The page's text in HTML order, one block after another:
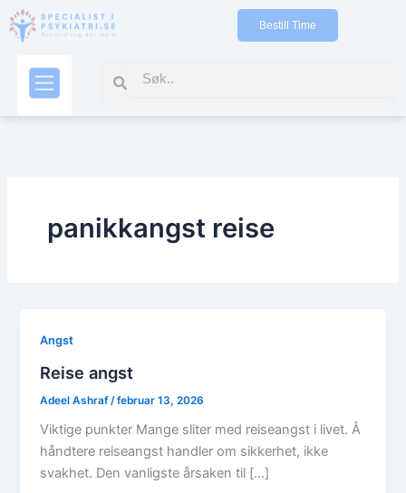
Bestill Time
Search
panikkangst reise
Angst
Reise angst
Adeel Ashraf /februar 13, 2026
Viktige punkter Mange sliter med reiseangst i livet. Å
håndtere reiseangst handler om sikkerhet, ikke
svakhet. Den vanligste årsaken til […]